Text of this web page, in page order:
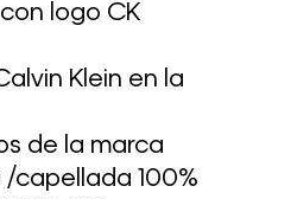
logo CK
Klein en la
de la marca
/capellada 100%